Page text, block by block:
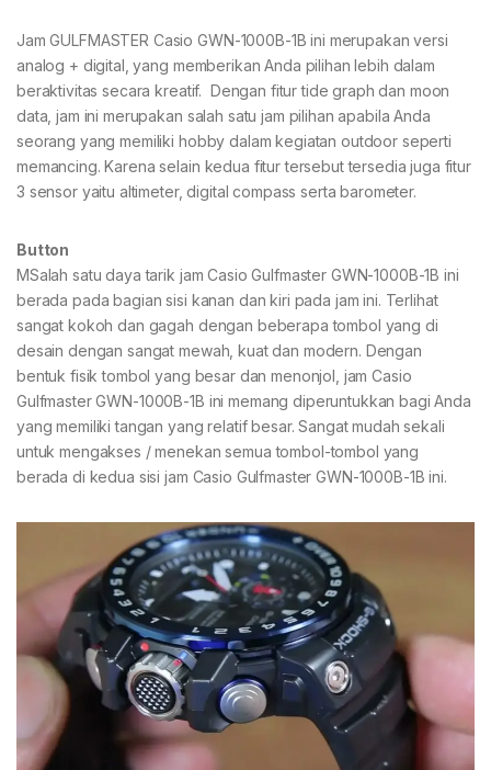
Jam GULFMASTER Casio GWN-1000B-1B ini merupakan versi
analog + digital, yang memberikan Anda pilihan lebih dalam
beraktivitas secara kreatif. Dengan fitur tide graph dan moon
data, jam ini merupakan salah satu jam pilihan apabila Anda
seorang yang memiliki hobby dalam kegiatan outdoor seperti
memancing. Karena selain kedua fitur tersebut tersedia juga fitur
3 sensor yaitu altimeter, digital compass serta barometer.
Button
MSalah satu daya tarik jam Casio Gulfmaster GWN-1000B-1B ini
berada pada bagian sisi kanan dan kiri pada jam ini. Terlihat
sangat kokoh dan gagah dengan beberapa tombol yang di
desain dengan sangat mewah, kuat dan modern. Dengan
bentuk fisik tombol yang besar dan menonjol, jam Casio
Gulfmaster GWN-1000B-1B ini memang diperuntukkan bagi Anda
yang memiliki tangan yang relatif besar. Sangat mudah sekali
untuk mengakses / menekan semua tombol-tombol yang
berada di kedua sisi jam Casio Gulfmaster GWN-1000B-1B ini.